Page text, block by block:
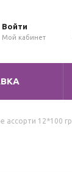
Войти
Мой кабинет
ассорти 12*100 гр